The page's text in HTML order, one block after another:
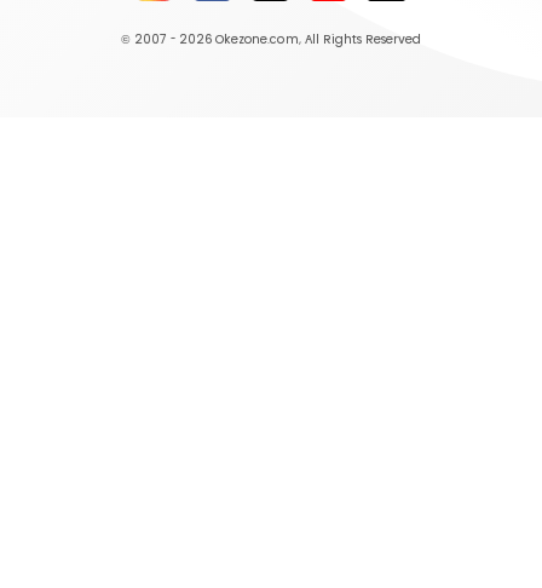
© 2007 - 2026 Okezone.com, All Rights Reserved